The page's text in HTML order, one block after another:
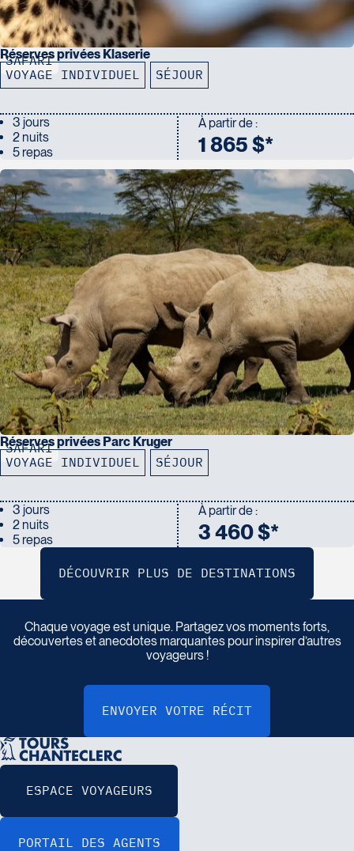
SAFARI
Réserves privées Klaserie
VOYAGE INDIVIDUEL SÉJOUR
3 jours
2 nuits
5 repas
À partir de :
1 865 $*
SAFARI
Réserves privées Parc Kruger
VOYAGE INDIVIDUEL SÉJOUR
3 jours
2 nuits
5 repas
À partir de :
3 460 $*
Pa rtagez votre récit de voya ge
Chaque voyage est unique. Partagez vos moments forts,
découvertes et anecdotes marquantes pour inspirer d’autres
voyageurs !